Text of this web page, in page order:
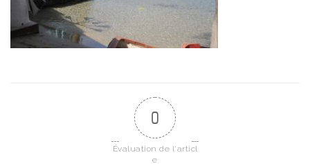
0
Évaluation de l'articl
e